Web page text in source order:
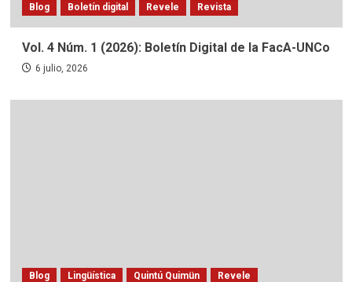
Blog Boletín digital Revele Revista
Vol. 4 Núm. 1 (2026): Boletín Digital de la FacA-UNCo
6 julio, 2026
Blog Lingüística Quintú Quimün Revele